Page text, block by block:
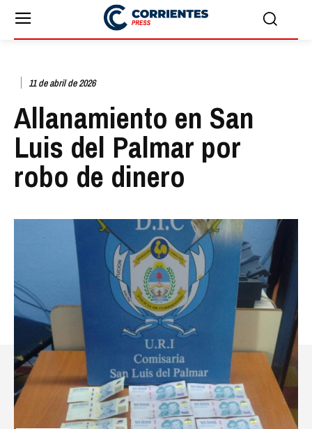
11 de abril de 2026
Allanamiento en San
Luis del Palmar por
robo de dinero